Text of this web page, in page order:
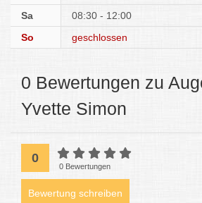
Sa
08:30 - 12:00
So
geschlossen
0 Bewertungen zu
Yvette Simon
0
0 Bewertungen
Bewertung schreiben